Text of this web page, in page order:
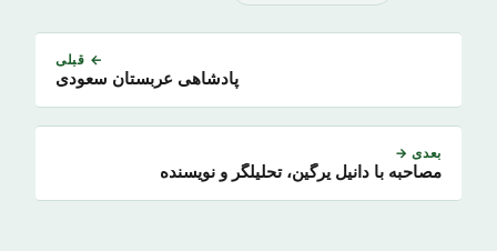
← قبلی
پادشاهی عربستان سعودی
بعدی →
مصاحبه با دانیل یرگین، تحلیلگر و نویسنده